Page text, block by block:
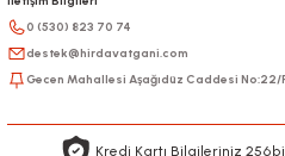
0 (530) 823 70 74
destek@hirdavatgani.com
Gecen Mahallesi Aşağıdüz Caddesi
Kredi Kartı Bilgileriniz